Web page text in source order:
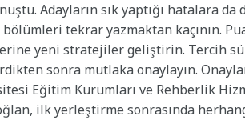
Adayların sık yaptığı hatalara da
tekrar yazmaktan kaçının.
yeni stratejiler geliştirin. Tercih
sonra mutlaka onaylayın.
Eğitim Kurumları ve Rehberlik
ilk yerleştirme sonrasında